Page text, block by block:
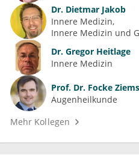
Dr. Dietmar Jakob
Innere Medizin
Innere Medizin und
Dr. Gregor Heitlage
Innere Medizin
Prof. Dr. Focke
Augenheilkunde
Mehr Kollegen